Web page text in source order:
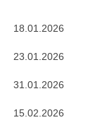
18.01.2026
23.01.2026
31.01.2026
15.02.2026